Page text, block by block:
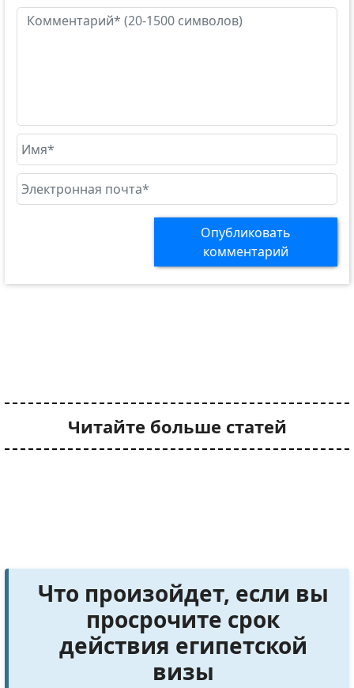
Опубликовать
комментарий
Читайте больше статей
Что произойдет, если вы
просрочите срок
действия египетской
визы